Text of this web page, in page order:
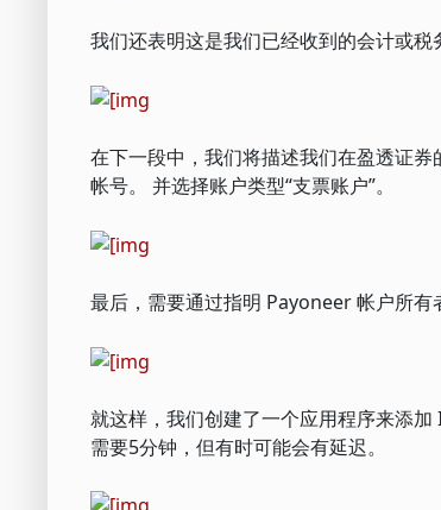
我们还表明这是我们已经收到的会计或税
在下一段中，我们将描述我们在盈透证
帐号。 并选择账户类型“支票账户”。
最后，需要通过指明 Payoneer 帐户所有
就这样，我们创建了一个应用程序来添
需要5分钟，但有时可能会有延迟。